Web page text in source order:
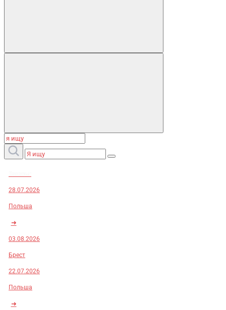
28.07.2026
Польша
➜
03.08.2026
Брест
22.07.2026
Польша
➜